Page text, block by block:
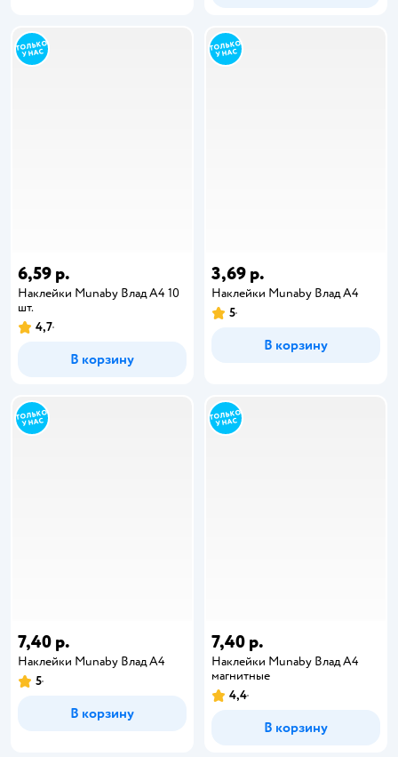
6,59 р.
Наклейки Munaby Влад А4 10
шт.
4,7
В корзину
3,69 р.
Наклейки Munaby Влад А4
5
В корзину
7,40 р.
Наклейки Munaby Влад А4
5
В корзину
7,40 р.
Наклейки Munaby Влад А4
магнитные
4,4
В корзину